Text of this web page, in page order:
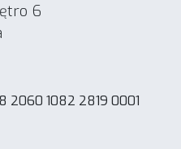
6
2060 1082 2819 0001